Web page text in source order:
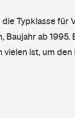
Typklasse für
Baujahr ab
vielen ist, um